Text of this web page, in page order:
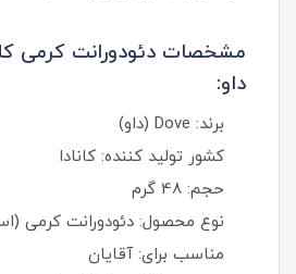
مشخصات دئودورانت کرمی
داو:
برند: Dove (داو)
کشور تولید کننده: کانادا
حجم: 48 گرم
نوع محصول: دئودورانت کرمی
مناسب برای: آقایان